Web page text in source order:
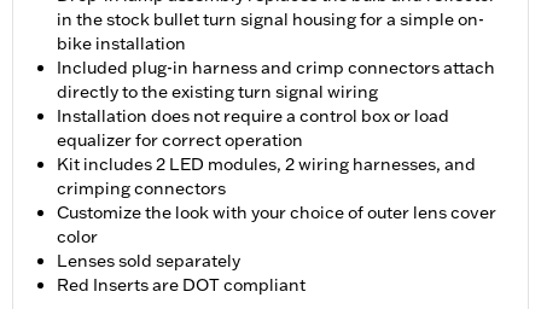
in the stock bullet turn signal housing for a simple on-
bike installation
Included plug-in harness and crimp connectors attach
directly to the existing turn signal wiring
Installation does not require a control box or load
equalizer for correct operation
Kit includes 2 LED modules, 2 wiring harnesses, and
crimping connectors
Customize the look with your choice of outer lens cover
color
Lenses sold separately
Red Inserts are DOT compliant